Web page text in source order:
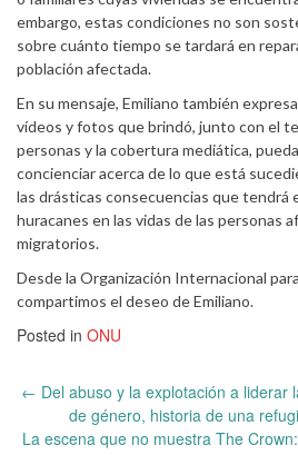
embargo, estas condiciones no son
sobre cuánto tiempo se tardará en
población afectada.
En su mensaje, Emiliano también
vídeos y fotos que brindó, junto con el
personas y la cobertura mediática,
concienciar acerca de lo que está
las drásticas consecuencias que tendrá
huracanes en las vidas de las personas
migratorios.
Desde la Organización Internacional
compartimos el deseo de Emiliano.
Posted in ONU
Post
navigation
← Del abuso y la explotación a liderar
de género, historia de una
La escena que no muestra The